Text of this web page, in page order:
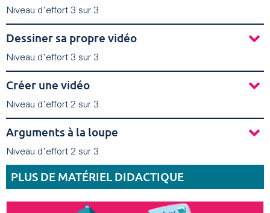
Niveau d'effort 3 sur 3
Dessiner sa propre vidéo
Niveau d'effort 3 sur 3
Créer une vidéo
Niveau d'effort 2 sur 3
Arguments à la loupe
Niveau d'effort 2 sur 3
PLUS DE MATÉRIEL DIDACTIQUE